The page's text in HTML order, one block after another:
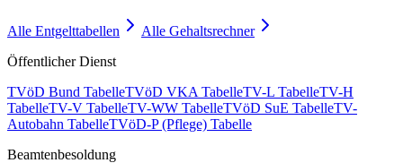
Alle Entgelttabellen
Alle Gehaltsrechner
Öffentlicher Dienst
TVöD Bund TabelleTVöD VKA TabelleTV-L TabelleTV-H
TabelleTV-V TabelleTV-WW TabelleTVöD SuE TabelleTV-
Autobahn TabelleTVöD-P (Pflege) Tabelle
Beamtenbesoldung